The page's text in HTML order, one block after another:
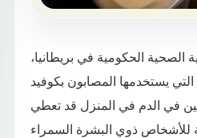
الحكومية في بريطانيا،
يستخدمها المصابون بكوفيد
في الدم في المنزل قد تعطي